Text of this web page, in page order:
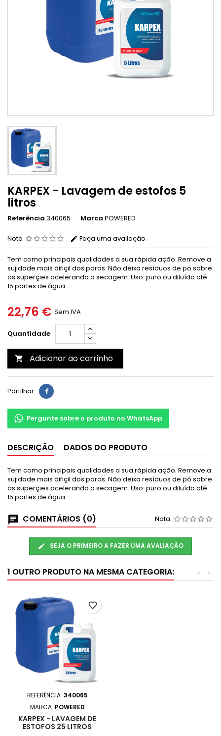
KARPEX - Lavagem de estofos 5
litros
Referência 340065 Marca POWERED
Nota Faça uma avaliação
Tem como principais qualidades a sua rápida ação. Remove a
sujidade mais difiçil dos poros. Não deixa resíduos de pó sobre
as superçies acelerando a secagem. Uso: puro ou diluído até
15 partes de água.
22,76 € Sem IVA
Quantidade
 Adicionar ao carrinho
Partilhar
Pergunte sobre o produto no WhatsApp
DESCRIÇÃO DADOS DO PRODUTO
Tem como principais qualidades a sua rápida ação. Remove a
sujidade mais difiçil dos poros. Não deixa resíduos de pó sobre
as superçies acelerando a secagem. Uso: puro ou diluído até
15 partes de água.
COMENTÁRIOS (0) Nota
SEJA O PRIMEIRO A FAZER UMA AVALIAÇÃO
1 OUTRO PRODUTO NA MESMA CATEGORIA: >
<
REFERÊNCIA: 340065
MARCA: POWERED
KARPEX - LAVAGEM DE
ESTOFOS 25 LITROS
favorite_border